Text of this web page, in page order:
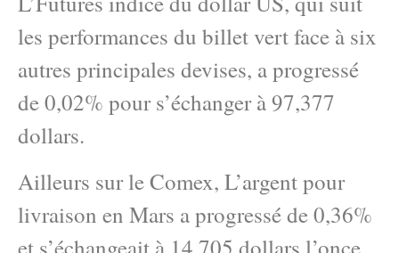
les performances du billet vert face à six
autres principales devises, a progressé
de 0,02% pour s’échanger à 97,377
dollars.
Ailleurs sur le Comex, L’argent pour
livraison en Mars a progressé de 0,36%
et s’échangeait à 14,705 dollars l’once